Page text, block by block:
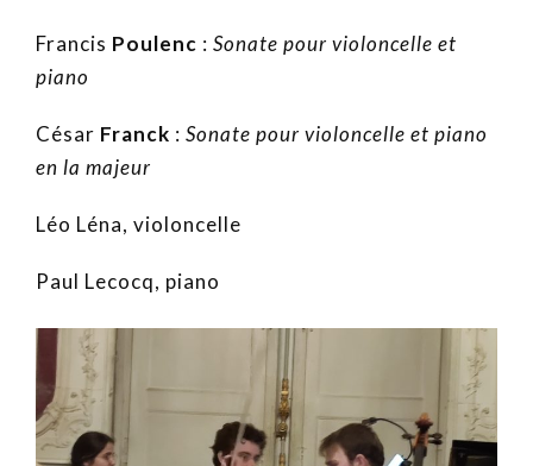
Francis Poulenc : Sonate pour violoncelle et
piano
César Franck : Sonate pour violoncelle et piano
en la majeur
Léo Léna, violoncelle
Paul Lecocq, piano